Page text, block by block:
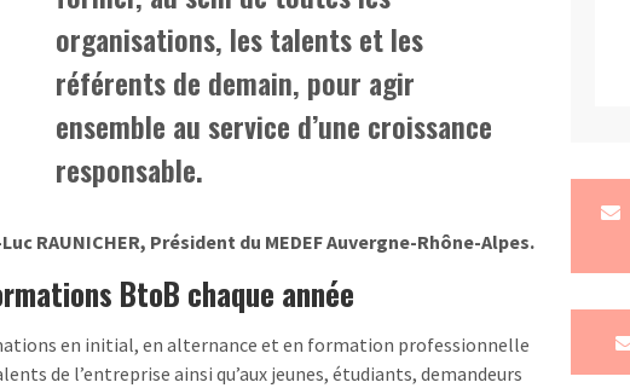
organisations, les talents et les
référents de demain, pour agir
ensemble au service d’une croissance
responsable.
RAUNICHER, Président du MEDEF Auvergne-Rhône-Alpes.
BtoB chaque année
en initial, en alternance et en formation professionnelle
de l’entreprise ainsi qu’aux jeunes, étudiants, demandeurs